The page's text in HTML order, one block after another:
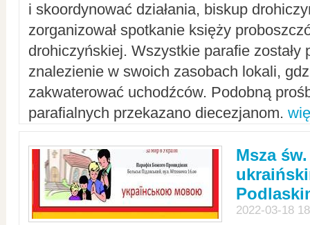
i skoordynować działania, biskup
zorganizował spotkanie księży
drohiczyńskiej. Wszystkie parafie zostały
znalezienie w swoich zasobach lokali,
zakwaterować uchodźców. Podobną
parafialnych przekazano diecezjanom.
Msza
2022-03-18